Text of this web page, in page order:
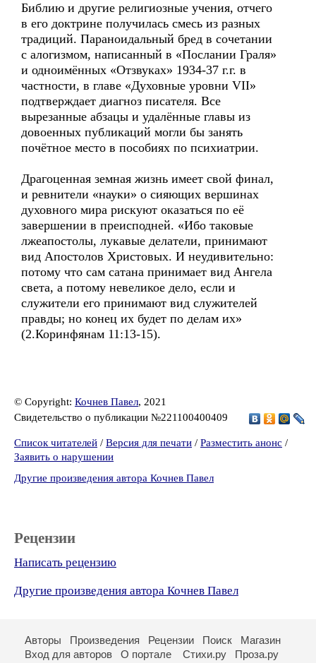
Библию и другие религиозные учения, отчего
в его доктрине получилась смесь из разных
традиций. Параноидальный бред в сочетании
с алогизмом, написанный в «Послании Граля»
и одноимённых «Отзвуках» 1934-37 г.г. в
частности, в главе «Духовные уровни VII»
подтверждает диагноз писателя. Все
вырезанные абзацы и удалённые главы из
довоенных публикаций могли бы занять
почётное место в пособиях по психиатрии.
Драгоценная земная жизнь имеет свой финал,
и ревнители «науки» о сияющих вершинах
духовного мира рискуют оказаться по её
завершении в преисподней. «Ибо таковые
лжеапостолы, лукавые делатели, принимают
вид Апостолов Христовых. И неудивительно:
потому что сам сатана принимает вид Ангела
света, а потому невеликое дело, если и
служители его принимают вид служителей
правды; но конец их будет по делам их»
(2.Коринфянам 11:13-15).
© Copyright: Кочнев Павел, 2021
Свидетельство о публикации №221100400409
Список читателей / Версия для печати / Разместить анонс /
Заявить о нарушении
Другие произведения автора Кочнев Павел
Рецензии
Написать рецензию
Другие произведения автора Кочнев Павел
Авторы Произведения Рецензии Поиск
Магазин
Вход для авторов
О портале Стихи.ру Проза.ру